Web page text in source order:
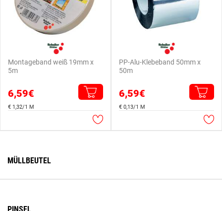
Montageband weiß 19mm x
5m
6,59€
€ 1,32/1 M
PP-Alu-Klebeband 50mm x
50m
6,59€
€ 0,13/1 M
MÜLLBEUTEL